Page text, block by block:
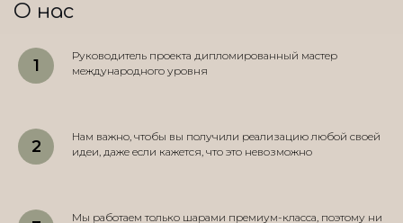
О нас
Руководитель проекта дипломированный мастер
международного уровня
Нам важно, чтобы вы получили реализацию любой своей
идеи, даже если кажется, что это невозможно
Мы работаем только шарами премиум-класса, поэтому ни